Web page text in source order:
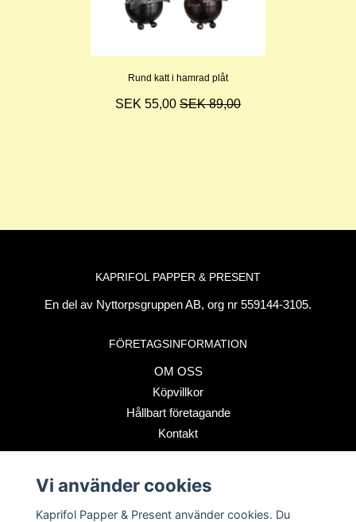
Rund katt i hamrad plåt
SEK 55,00 SEK 89,00
KAPRIFOL PAPPER & PRESENT
En del av Nyttorpsgruppen AB, org nr 559144-3105.
FÖRETAGSINFORMATION
OM OSS
Köpvillkor
Hållbart företagande
Kontakt
BETALSÄTT
Vi använder cookies
Kaprifol Papper & Present använder cookies. Du